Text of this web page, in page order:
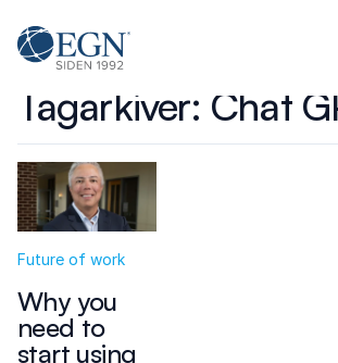
Executives' Global Network
Tagarkiver: Chat
Future of work
Why you
need to
start using